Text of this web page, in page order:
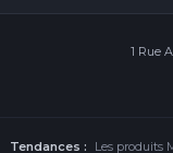
1 Rue
Tendances : Les produits